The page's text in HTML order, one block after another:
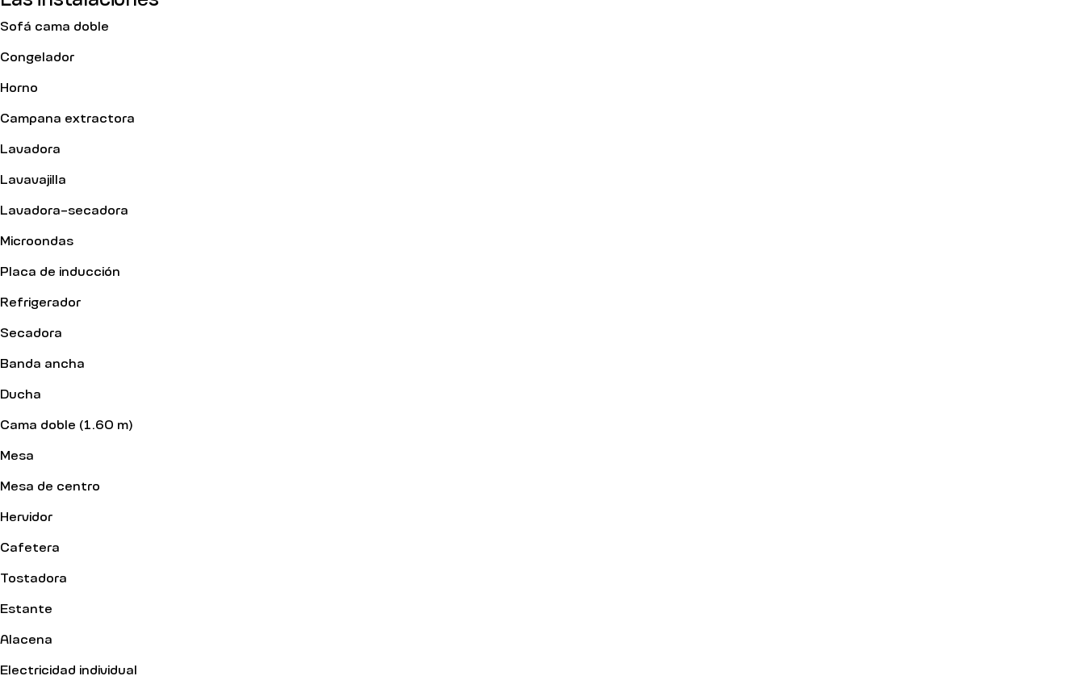
Sofá cama doble
Congelador
Horno
Campana extractora
Lavadora
Lavavajilla
Lavadora-secadora
Microondas
Placa de inducción
Refrigerador
Secadora
Banda ancha
Ducha
Cama doble (1.60 m)
Mesa
Mesa de centro
Hervidor
Cafetera
Tostadora
Estante
Alacena
Electricidad individual